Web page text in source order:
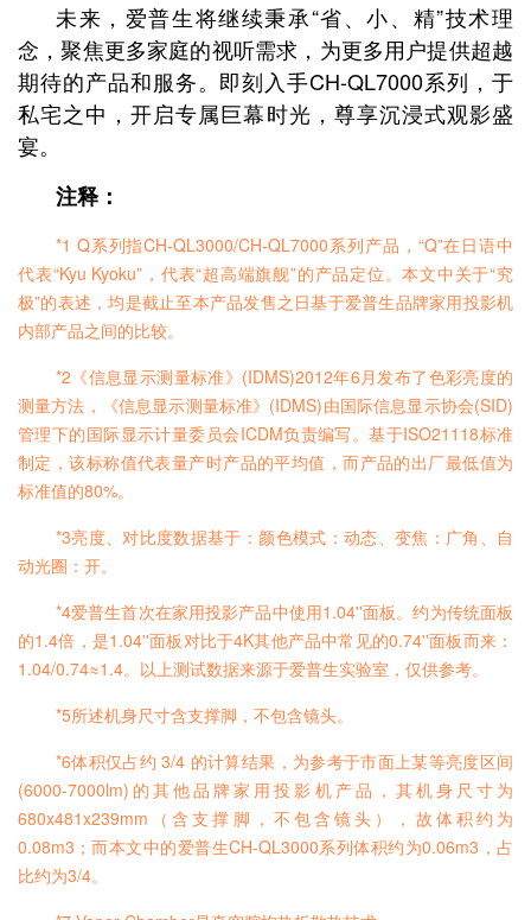
未来，爱普生将继续秉承“省、小、精”技术理
念，聚焦更多家庭的视听需求，为更多用户提供超越
期待的产品和服务。即刻入手CH-QL7000系列，于
私宅之中，开启专属巨幕时光，尊享沉浸式观影盛
宴。
注释：
*1 Q系列指CH-QL3000/CH-QL7000系列产品，“Q”在日语中
代表“Kyu Kyoku”，代表“超高端旗舰”的产品定位。本文中关于“究
极”的表述，均是截止至本产品发售之日基于爱普生品牌家用投影机
内部产品之间的比较。
*2《信息显示测量标准》(IDMS)2012年6月发布了色彩亮度的
测量方法，《信息显示测量标准》(IDMS)由国际信息显示协会(SID)
管理下的国际显示计量委员会ICDM负责编写。基于ISO21118标准
制定，该标称值代表量产时产品的平均值，而产品的出厂最低值为
标准值的80%。
*3亮度、对比度数据基于：颜色模式：动态、变焦：广角、自
动光圈：开。
*4爱普生首次在家用投影产品中使用1.04''面板。约为传统面板
的1.4倍，是1.04''面板对比于4K其他产品中常见的0.74''面板而来：
1.04/0.74≈1.4。以上测试数据来源于爱普生实验室，仅供参考。
*5所述机身尺寸含支撑脚，不包含镜头。
*6体积仅占约 3/4 的计算结果，为参考于市面上某等亮度区间
(6000-7000lm)的其他品牌家用投影机产品，其机身尺寸为
680x481x239mm（含支撑脚，不包含镜头），故体积约为
0.08m3；而本文中的爱普生CH-QL3000系列体积约为0.06m3，占
比约为3/4。